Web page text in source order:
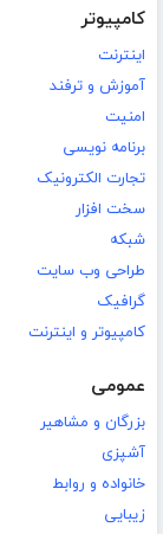
کامپیوتر
اینترنت
آموزش و ترفند
امنیت
برنامه نویسی
تجارت الکترونیک
سخت افزار
شبکه
طراحی وب سایت
گرافیک
کامپیوتر و اینترنت
عمومی
بزرگان و مشاهیر
آشپزی
خانواده و روابط
زیبایی